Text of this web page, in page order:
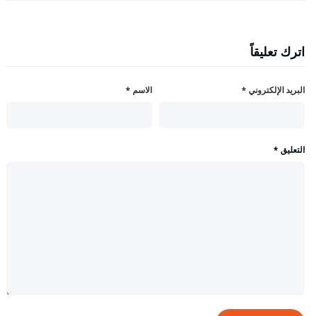
اترك تعليقاً
الاسم * البريد الإلكتروني *
التعليق *